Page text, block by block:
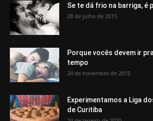
Se te dá frio na barriga, é
28 de julho de 2015
Porque vocês devem ir
tempo
24 de novembro de 2015
Experimentamos a Liga
de Curitiba